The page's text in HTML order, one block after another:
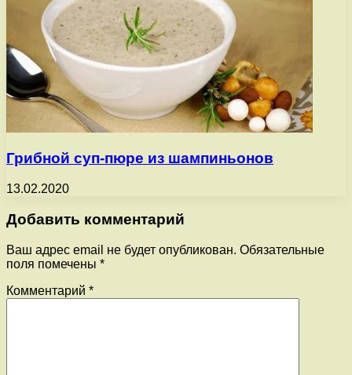
Грибной суп-пюре из шампиньонов
13.02.2020
Добавить комментарий
Ваш адрес email не будет опубликован. Обязательные
поля помечены *
Комментарий *